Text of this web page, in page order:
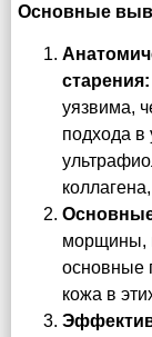
Основные
старения:
уязвима,
подхода в
морщины,
основные
кожа в